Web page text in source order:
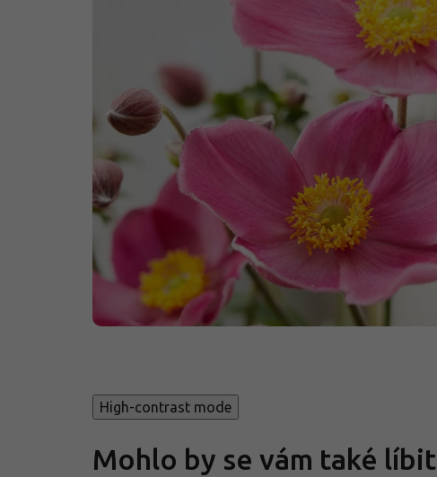
High-contrast mode
Mohlo by se vám také líbit